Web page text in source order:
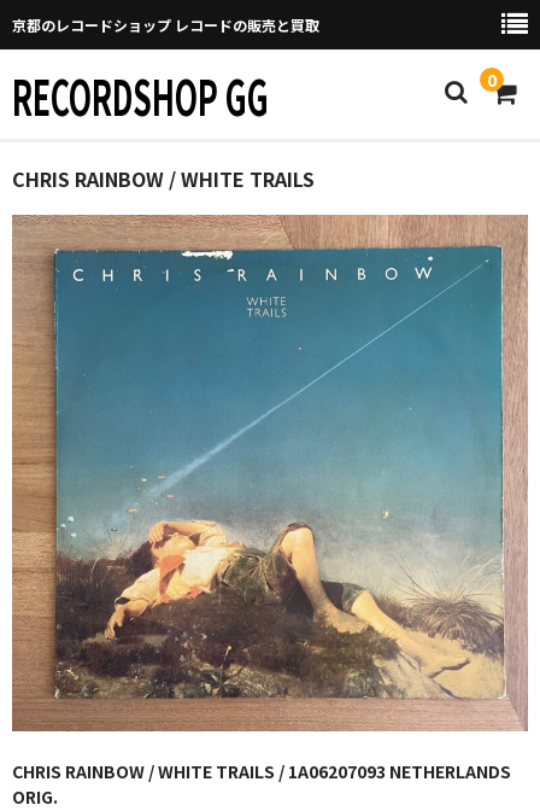
京都のレコードショップ レコードの販売と買取
RECORDSHOP GG 0
Home
マイページ
GGについて
買取について
取り置きなどについて
Categories
New Arrivals
新譜
GG RECORD （当店のレーベル）
全商品
JAZZ-US
BLUE NOTE
JAZZ-EU
CHRIS RAINBOW / WHITE TRAILS
CHRIS RAINBOW / WHITE TRAILS / 1A06207093 NETHERLANDS
ORIG.